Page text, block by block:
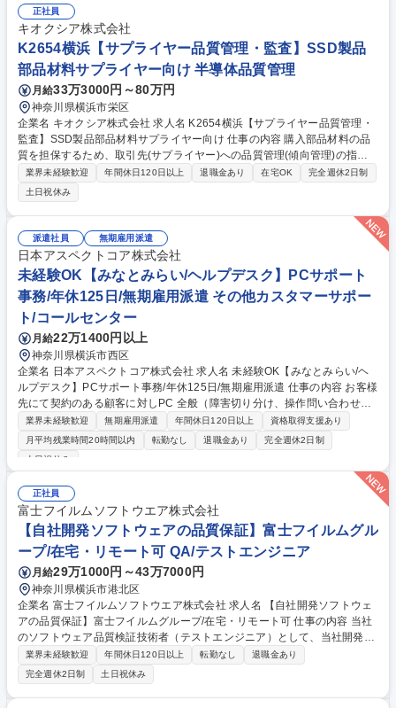
正社員
キオクシア株式会社
K2654横浜【サプライヤー品質管理・監査】SSD製品
部品材料サプライヤー向け 半導体品質管理
月給33万3000円～80万円
神奈川県横浜市栄区
企業名 キオクシア株式会社 求人名 K2654横浜【サプライヤー品質管理・
監査】SSD製品部品材料サプライヤー向け 仕事の内容 購入部品材料の品
質を担保するため、取引先(サプライヤー)への品質管理(傾向管理)の指導
教育、ISOシリーズに基づく管理指導、定期工程監査などを通じて、サプ
ライチェーン全体の品質向上を担っていただきます。 【詳細】■新規開
拓・評価：新規サプライヤーの評価や認定監査を実施し、品質保証協定
（QAA）等の契約や体制報告の覚書を締結。 ■既存管理・育成：QCDSベ
ースの定期評価や監査を行い、課題ある取引先へは是正監査と伴走指導を
実施。 ■ 監視・情報共有：モニタリングで異常の早期発見を図り、品質会
議を主催し情報共有を推進。 募集職種 K2654横浜【サプライヤー品質管
理・監査】SSD製品部品材料サプライヤー向け
業界未経験歓迎 年間休日120日以上 退職金あり 在宅OK
完全週休2日制
土日祝休み
派遣社員 無期雇用派遣
日本アスペクトコア株式会社
未経験OK【みなとみらい/ヘルプデスク】PCサポート
事務/年休125日/無期雇用派遣 その他カスタマーサポー
ト/コールセンター
月給22万1400円以上
神奈川県横浜市西区
企業名 日本アスペクトコア株式会社 求人名 未経験OK【みなとみらい/ヘ
ルプデスク】PCサポート事務/年休125日/無期雇用派遣 仕事の内容 お客様
先にて契約のある顧客に対しPC 全般（障害切り分け、操作問い合わせ、
リモート操作支援）などを電話やメールでサポートします。研修（2ヶ
月）を予定しているため、未経験の方も安心してスタートできます。 【問
合せ例】■「メールの送受信ができなくなった」→まずはお客様の設定や
容をもとに設定の確認などを実施し事象の解消。 ■「ネットが繋がらなく
なった」→ケーブルの接続状況、無線LANの設定など、原因の検討。お客
様に一つずつ確認し原因を特定、解消を目指す。※いずれも窓口で用意し
ているナレッジやマニュアルを参照して対応します。 募集職種 未経験OK
【みなとみらい/ヘルプデスク】PCサポート事務/年休125日/無期雇用派遣
業界未経験歓迎 無期雇用派遣 年間休日120日以上
資格取得支援あり
月平均残業時間20時間以内
転勤なし 退職金あり
完全週休2日制
土日祝休み
正社員
富士フイルムソフトウエア株式会社
【自社開発ソフトウェアの品質保証】富士フイルムグル
ープ/在宅・リモート可 QA/テストエンジニア
月給29万1000円～43万7000円
神奈川県横浜市港北区
企業名 富士フイルムソフトウエア株式会社 求人名 【自社開発ソフトウェ
アの品質保証】富士フイルムグループ/在宅・リモート可 仕事の内容 当社
のソフトウェア品質検証技術者（テストエンジニア）として、当社開発ソ
フトウェアのシステムテスト・製品検査の実施と実行管理 （設計・実施と
計画立案・実行管理）をしていただきます。 【業務詳細】品質・効率（e
x. テスト自動化）の向上や、今後のCloud/AI/IoT/DevOps時代のテスト・
品質保証に向けて、最新の技術を取り入れることに積極的にチャレンジす
業界未経験歓迎 年間休日120日以上 転勤なし
退職金あり
完全週休2日制
土日祝休み